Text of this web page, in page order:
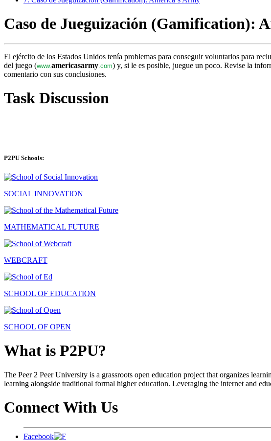
Caso de Jueguización (Gamification):
El ejército de los Estados Unidos tenía problemas para conseguir voluntarios para
del juego (www.americasarmy .com) y, si le es posible, juegue un poco. Revise la
comentario con sus conclusiones.
Task Discussion
P2PU Schools:
SOCIAL INNOVATION
MATHEMATICAL FUTURE
WEBCRAFT
SCHOOL OF EDUCATION
SCHOOL OF OPEN
What is P2PU?
The Peer 2 Peer University is a grassroots open education project that organizes
learning alongside traditional formal higher education. Leveraging the internet and
Connect With Us
Facebook